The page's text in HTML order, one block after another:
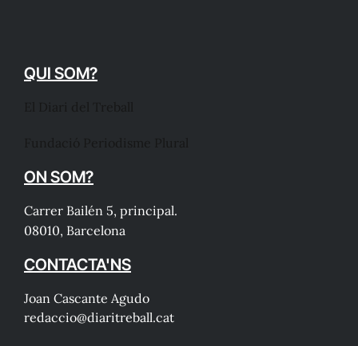
QUI SOM?
ON SOM?
Carrer Bailén 5, principal.
08010, Barcelona
CONTACTA'NS
Joan Cascante Agudo
redaccio@diaritreball.cat